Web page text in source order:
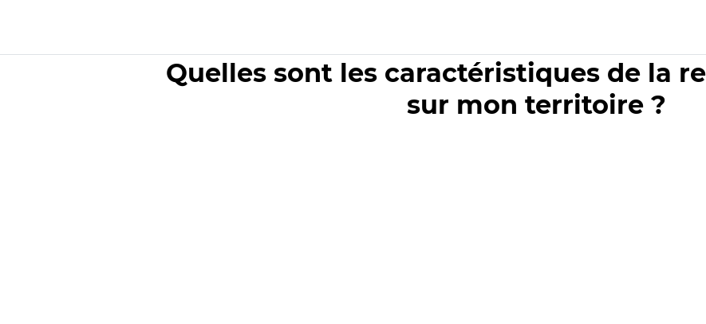
Quelles sont les caractéristiques de la
sur mon territoire ?